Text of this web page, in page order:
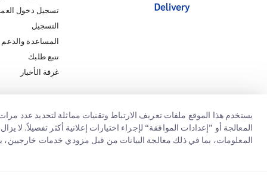
تسجيل دخول
التسجيل
المساعدة والدعم
تتبع طلبك
غرفة الأخبار
يستخدم هذا الموقع ملفات تعريف الارتباط وتقنيات مماثلة لتحديد عدد
المعالجة أو ”إعدادات الموافقة“ لإجراء اختيارات إعلانية أكثر تفصيلاً.
المعلومات، بما في ذلك معالجة البيانات من قبل مزودي خدمات خارجيين،
iMile Chat